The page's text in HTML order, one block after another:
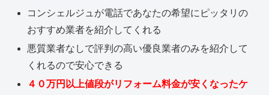
コンシェルジュが電話であなたの希望にピッタリの
おすすめ業者を紹介してくれる
悪質業者なしで評判の高い優良業者のみを紹介して
くれるので安心できる
４０万円以上値段がリフォーム料金が安くなったケ